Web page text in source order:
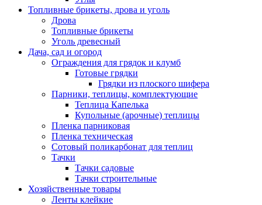
Топливные брикеты, дрова и уголь
Дрова
Топливные брикеты
Уголь древесный
Дача, сад и огород
Ограждения для грядок и клумб
Готовые грядки
Грядки из плоского шифера
Парники, теплицы, комплектующие
Теплица Капелька
Купольные (арочные) теплицы
Пленка парниковая
Пленка техническая
Сотовый поликарбонат для теплиц
Тачки
Тачки садовые
Тачки строительные
Хозяйственные товары
Ленты клейкие